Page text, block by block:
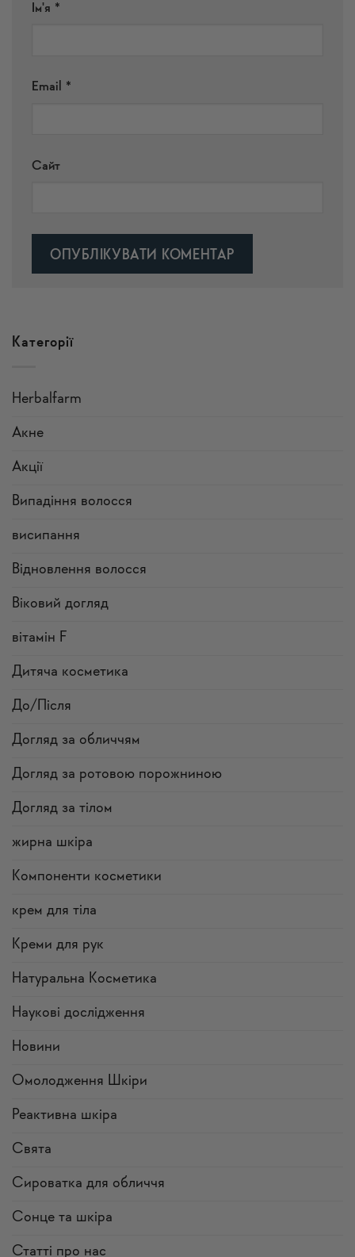
Ім'я *
Email *
Сайт
Категорії
Herbalfarm
Акне
Акції
Випадіння волосся
висипання
Відновлення волосся
Віковий догляд
вітамін F
Дитяча косметика
До/Після
Догляд за обличчям
Догляд за ротовою порожниною
Догляд за тілом
жирна шкіра
Компоненти косметики
крем для тіла
Креми для рук
Натуральна Косметика
Наукові дослідження
Новини
Омолодження Шкіри
Реактивна шкіра
Свята
Сироватка для обличчя
Сонце та шкіра
Статті про нас